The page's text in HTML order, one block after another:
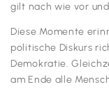
gilt nach wie vor
Diese Momente
politische Diskurs
Demokratie.
am Ende alle